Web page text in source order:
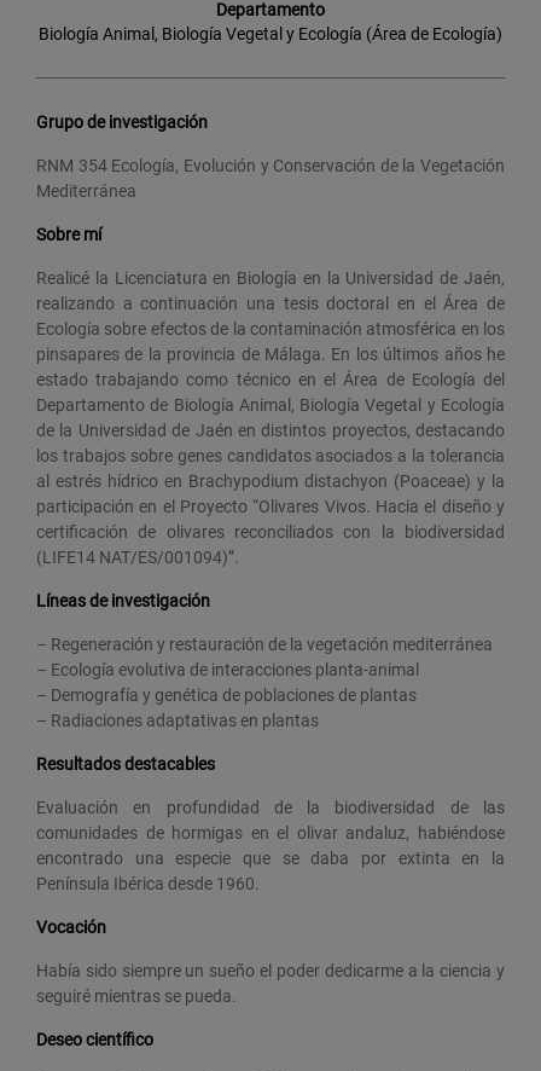
Departamento
Biología Animal, Biología Vegetal y Ecología (Área de Ecología)
Grupo de investigación
RNM 354 Ecología, Evolución y Conservación de la Vegetación
Mediterránea
Sobre mí
Realicé la Licenciatura en Biología en la Universidad de Jaén,
realizando a continuación una tesis doctoral en el Área de
Ecología sobre efectos de la contaminación atmosférica en los
pinsapares de la provincia de Málaga. En los últimos años he
estado trabajando como técnico en el Área de Ecología del
Departamento de Biología Animal, Biología Vegetal y Ecología
de la Universidad de Jaén en distintos proyectos, destacando
los trabajos sobre genes candidatos asociados a la tolerancia
al estrés hídrico en Brachypodium distachyon (Poaceae) y la
participación en el Proyecto “Olivares Vivos. Hacia el diseño y
certificación de olivares reconciliados con la biodiversidad
(LIFE14 NAT/ES/001094)”.
Líneas de investigación
– Regeneración y restauración de la vegetación mediterránea
– Ecología evolutiva de interacciones planta-animal
– Demografía y genética de poblaciones de plantas
– Radiaciones adaptativas en plantas
Resultados destacables
Evaluación en profundidad de la biodiversidad de las
comunidades de hormigas en el olivar andaluz, habiéndose
encontrado una especie que se daba por extinta en la
Península Ibérica desde 1960.
Vocación
Había sido siempre un sueño el poder dedicarme a la ciencia y
seguiré mientras se pueda.
Deseo científico